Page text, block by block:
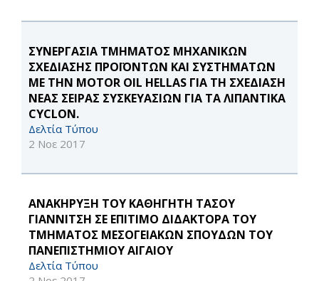
ΣΥΝΕΡΓΑΣΙΑ ΤΜΗΜΑΤΟΣ ΜΗΧΑΝΙΚΩΝ
ΣΧΕΔΙΑΣΗΣ ΠΡΟΪΟΝΤΩΝ ΚΑΙ ΣΥΣΤΗΜΑΤΩΝ
ΜΕ ΤΗΝ MOTOR OIL HELLAS ΓΙΑ ΤΗ ΣΧΕΔΙΑΣΗ
ΝΕΑΣ ΣΕΙΡΑΣ ΣΥΣΚΕΥΑΣΙΩΝ ΓΙΑ ΤΑ ΛΙΠΑΝΤΙΚΑ
CYCLON.
Δελτία Τύπου
2 Νοε 2017
ΑΝΑΚΗΡΥΞΗ ΤΟΥ ΚΑΘΗΓΗΤΗ ΤΑΣΟΥ
ΓΙΑΝΝΙΤΣΗ ΣΕ ΕΠΙΤΙΜΟ ΔΙΔΑΚΤΟΡΑ ΤΟΥ
ΤΜΗΜΑΤΟΣ ΜΕΣΟΓΕΙΑΚΩΝ ΣΠΟΥΔΩΝ ΤΟΥ
ΠΑΝΕΠΙΣΤΗΜΙΟΥ ΑΙΓΑΙΟΥ
Δελτία Τύπου